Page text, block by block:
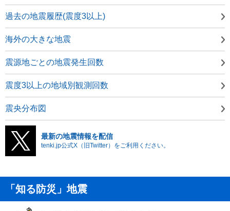
過去の地震履歴(震度3以上)
海外の大きな地震
震源地ごとの地震発生回数
震度3以上の地域別観測回数
震央分布図
最新の地震情報を配信
tenki.jp公式X（旧Twitter）をご利用ください。
「知る防災」地震